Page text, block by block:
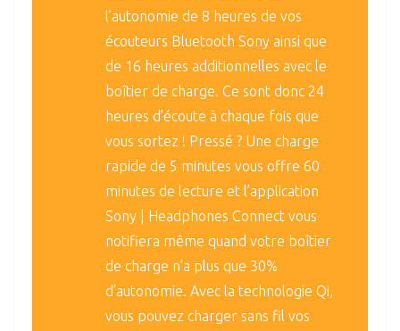
l’autonomie de 8 heures de vos
écouteurs Bluetooth Sony ainsi que
de 16 heures additionnelles avec le
boîtier de charge. Ce sont donc 24
heures d’écoute à chaque fois que
vous sortez ! Pressé ? Une charge
rapide de 5 minutes vous offre 60
minutes de lecture et l’application
Sony | Headphones Connect vous
notifiera même quand votre boîtier
de charge n’a plus que 30%
d’autonomie. Avec la technologie Qi,
vous pouvez charger sans fil vos